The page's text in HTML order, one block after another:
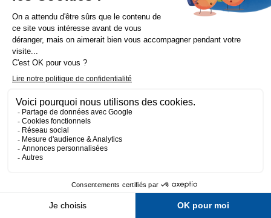
PACK FILTRES KOMATSU D155A-6

 BUY THIS PACK
88,08 €